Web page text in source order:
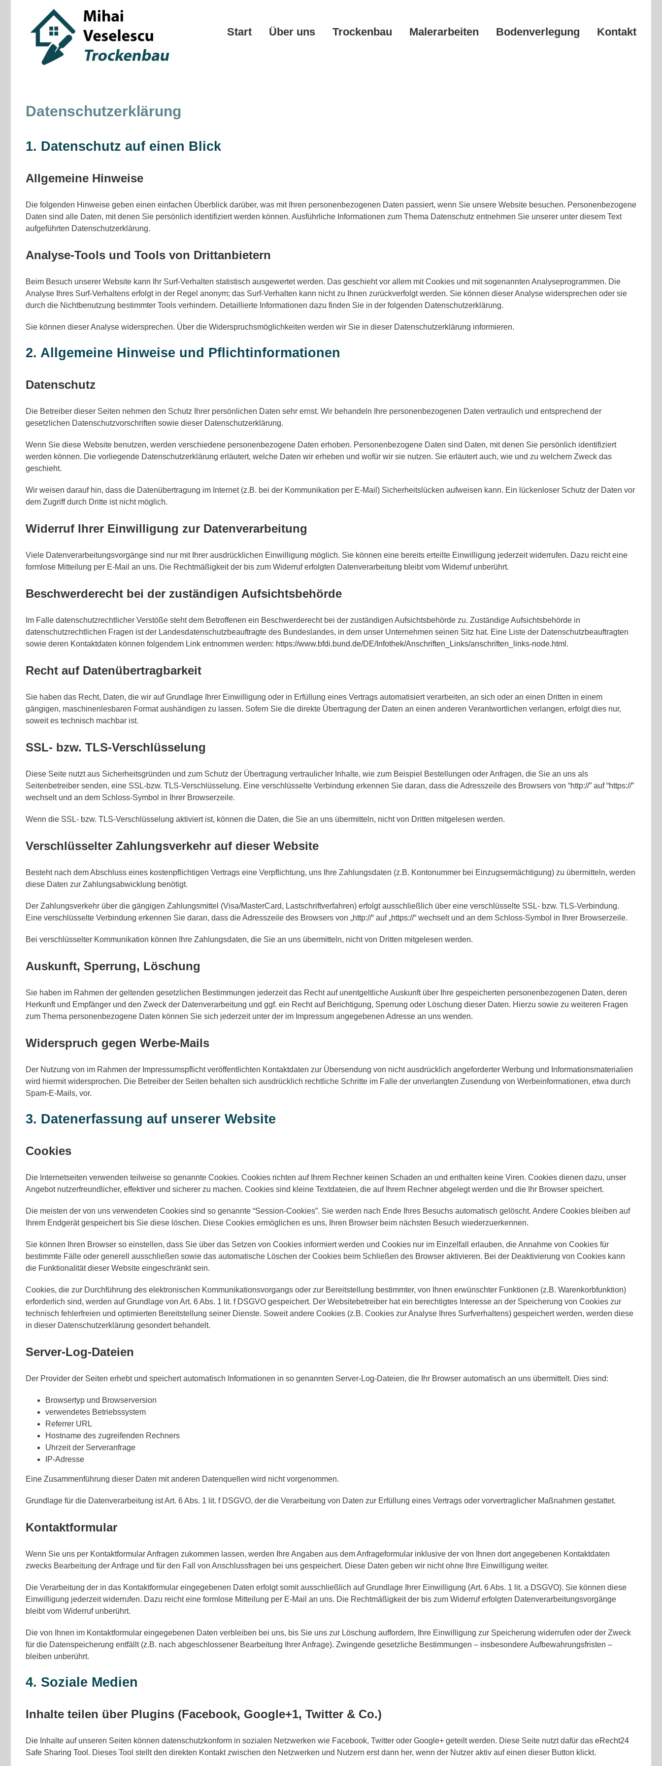
Start Über uns Trockenbau Malerarbeiten Bodenverlegung Kontakt
Datenschutzerklärung
1. Datenschutz auf einen Blick
Allgemeine Hinweise
Die folgenden Hinweise geben einen einfachen Überblick darüber, was mit Ihren personenbezogenen Daten passiert, wenn Sie unsere Website besuchen. Personenbezogene
Daten sind alle Daten, mit denen Sie persönlich identifiziert werden können. Ausführliche Informationen zum Thema Datenschutz entnehmen Sie unserer unter diesem Text
aufgeführten Datenschutzerklärung.
Analyse-Tools und Tools von Drittanbietern
Beim Besuch unserer Website kann Ihr Surf-Verhalten statistisch ausgewertet werden. Das geschieht vor allem mit Cookies und mit sogenannten Analyseprogrammen. Die
Analyse Ihres Surf-Verhaltens erfolgt in der Regel anonym; das Surf-Verhalten kann nicht zu Ihnen zurückverfolgt werden. Sie können dieser Analyse widersprechen oder sie
durch die Nichtbenutzung bestimmter Tools verhindern. Detaillierte Informationen dazu finden Sie in der folgenden Datenschutzerklärung.
Sie können dieser Analyse widersprechen. Über die Widerspruchsmöglichkeiten werden wir Sie in dieser Datenschutzerklärung informieren.
2. Allgemeine Hinweise und Pflichtinformationen
Datenschutz
Die Betreiber dieser Seiten nehmen den Schutz Ihrer persönlichen Daten sehr ernst. Wir behandeln Ihre personenbezogenen Daten vertraulich und entsprechend der
gesetzlichen Datenschutzvorschriften sowie dieser Datenschutzerklärung.
Wenn Sie diese Website benutzen, werden verschiedene personenbezogene Daten erhoben. Personenbezogene Daten sind Daten, mit denen Sie persönlich identifiziert
werden können. Die vorliegende Datenschutzerklärung erläutert, welche Daten wir erheben und wofür wir sie nutzen. Sie erläutert auch, wie und zu welchem Zweck das
geschieht.
Wir weisen darauf hin, dass die Datenübertragung im Internet (z.B. bei der Kommunikation per E-Mail) Sicherheitslücken aufweisen kann. Ein lückenloser Schutz der Daten vor
dem Zugriff durch Dritte ist nicht möglich.
Widerruf Ihrer Einwilligung zur Datenverarbeitung
Viele Datenverarbeitungsvorgänge sind nur mit Ihrer ausdrücklichen Einwilligung möglich. Sie können eine bereits erteilte Einwilligung jederzeit widerrufen. Dazu reicht eine
formlose Mitteilung per E-Mail an uns. Die Rechtmäßigkeit der bis zum Widerruf erfolgten Datenverarbeitung bleibt vom Widerruf unberührt.
Beschwerderecht bei der zuständigen Aufsichtsbehörde
Im Falle datenschutzrechtlicher Verstöße steht dem Betroffenen ein Beschwerderecht bei der zuständigen Aufsichtsbehörde zu. Zuständige Aufsichtsbehörde in
datenschutzrechtlichen Fragen ist der Landesdatenschutzbeauftragte des Bundeslandes, in dem unser Unternehmen seinen Sitz hat. Eine Liste der Datenschutzbeauftragten
sowie deren Kontaktdaten können folgendem Link entnommen werden: https://www.bfdi.bund.de/DE/Infothek/Anschriften_Links/anschriften_links-node.html .
Recht auf Datenübertragbarkeit
Sie haben das Recht, Daten, die wir auf Grundlage Ihrer Einwilligung oder in Erfüllung eines Vertrags automatisiert verarbeiten, an sich oder an einen Dritten in einem
gängigen, maschinenlesbaren Format aushändigen zu lassen. Sofern Sie die direkte Übertragung der Daten an einen anderen Verantwortlichen verlangen, erfolgt dies nur,
soweit es technisch machbar ist.
SSL- bzw. TLS-Verschlüsselung
Diese Seite nutzt aus Sicherheitsgründen und zum Schutz der Übertragung vertraulicher Inhalte, wie zum Beispiel Bestellungen oder Anfragen, die Sie an uns als
Seitenbetreiber senden, eine SSL-bzw. TLS-Verschlüsselung. Eine verschlüsselte Verbindung erkennen Sie daran, dass die Adresszeile des Browsers von “http://” auf “https://”
wechselt und an dem Schloss-Symbol in Ihrer Browserzeile.
Wenn die SSL- bzw. TLS-Verschlüsselung aktiviert ist, können die Daten, die Sie an uns übermitteln, nicht von Dritten mitgelesen werden.
Verschlüsselter Zahlungsverkehr auf dieser Website
Besteht nach dem Abschluss eines kostenpflichtigen Vertrags eine Verpflichtung, uns Ihre Zahlungsdaten (z.B. Kontonummer bei Einzugsermächtigung) zu übermitteln, werden
diese Daten zur Zahlungsabwicklung benötigt.
Der Zahlungsverkehr über die gängigen Zahlungsmittel (Visa/MasterCard, Lastschriftverfahren) erfolgt ausschließlich über eine verschlüsselte SSL- bzw. TLS-Verbindung.
Eine verschlüsselte Verbindung erkennen Sie daran, dass die Adresszeile des Browsers von „http://“ auf „https://“ wechselt und an dem Schloss-Symbol in Ihrer Browserzeile.
Bei verschlüsselter Kommunikation können Ihre Zahlungsdaten, die Sie an uns übermitteln, nicht von Dritten mitgelesen werden.
Auskunft, Sperrung, Löschung
Sie haben im Rahmen der geltenden gesetzlichen Bestimmungen jederzeit das Recht auf unentgeltliche Auskunft über Ihre gespeicherten personenbezogenen Daten, deren
Herkunft und Empfänger und den Zweck der Datenverarbeitung und ggf. ein Recht auf Berichtigung, Sperrung oder Löschung dieser Daten. Hierzu sowie zu weiteren Fragen
zum Thema personenbezogene Daten können Sie sich jederzeit unter der im Impressum angegebenen Adresse an uns wenden.
Widerspruch gegen Werbe-Mails
Der Nutzung von im Rahmen der Impressumspflicht veröffentlichten Kontaktdaten zur Übersendung von nicht ausdrücklich angeforderter Werbung und Informationsmaterialien
wird hiermit widersprochen. Die Betreiber der Seiten behalten sich ausdrücklich rechtliche Schritte im Falle der unverlangten Zusendung von Werbeinformationen, etwa durch
Spam-E-Mails, vor.
3. Datenerfassung auf unserer Website
Cookies
Die Internetseiten verwenden teilweise so genannte Cookies. Cookies richten auf Ihrem Rechner keinen Schaden an und enthalten keine Viren. Cookies dienen dazu, unser
Angebot nutzerfreundlicher, effektiver und sicherer zu machen. Cookies sind kleine Textdateien, die auf Ihrem Rechner abgelegt werden und die Ihr Browser speichert.
Die meisten der von uns verwendeten Cookies sind so genannte “Session-Cookies”. Sie werden nach Ende Ihres Besuchs automatisch gelöscht. Andere Cookies bleiben auf
Ihrem Endgerät gespeichert bis Sie diese löschen. Diese Cookies ermöglichen es uns, Ihren Browser beim nächsten Besuch wiederzuerkennen.
Sie können Ihren Browser so einstellen, dass Sie über das Setzen von Cookies informiert werden und Cookies nur im Einzelfall erlauben, die Annahme von Cookies für
bestimmte Fälle oder generell ausschließen sowie das automatische Löschen der Cookies beim Schließen des Browser aktivieren. Bei der Deaktivierung von Cookies kann
die Funktionalität dieser Website eingeschränkt sein.
Cookies, die zur Durchführung des elektronischen Kommunikationsvorgangs oder zur Bereitstellung bestimmter, von Ihnen erwünschter Funktionen (z.B. Warenkorbfunktion)
erforderlich sind, werden auf Grundlage von Art. 6 Abs. 1 lit. f DSGVO gespeichert. Der Websitebetreiber hat ein berechtigtes Interesse an der Speicherung von Cookies zur
technisch fehlerfreien und optimierten Bereitstellung seiner Dienste. Soweit andere Cookies (z.B. Cookies zur Analyse Ihres Surfverhaltens) gespeichert werden, werden diese
in dieser Datenschutzerklärung gesondert behandelt.
Server-Log-Dateien
Der Provider der Seiten erhebt und speichert automatisch Informationen in so genannten Server-Log-Dateien, die Ihr Browser automatisch an uns übermittelt. Dies sind:
Browsertyp und Browserversion
verwendetes Betriebssystem
Referrer URL
Hostname des zugreifenden Rechners
Uhrzeit der Serveranfrage
IP-Adresse
Eine Zusammenführung dieser Daten mit anderen Datenquellen wird nicht vorgenommen.
Grundlage für die Datenverarbeitung ist Art. 6 Abs. 1 lit. f DSGVO, der die Verarbeitung von Daten zur Erfüllung eines Vertrags oder vorvertraglicher Maßnahmen gestattet.
Kontaktformular
Wenn Sie uns per Kontaktformular Anfragen zukommen lassen, werden Ihre Angaben aus dem Anfrageformular inklusive der von Ihnen dort angegebenen Kontaktdaten
zwecks Bearbeitung der Anfrage und für den Fall von Anschlussfragen bei uns gespeichert. Diese Daten geben wir nicht ohne Ihre Einwilligung weiter.
Die Verarbeitung der in das Kontaktformular eingegebenen Daten erfolgt somit ausschließlich auf Grundlage Ihrer Einwilligung (Art. 6 Abs. 1 lit. a DSGVO). Sie können diese
Einwilligung jederzeit widerrufen. Dazu reicht eine formlose Mitteilung per E-Mail an uns. Die Rechtmäßigkeit der bis zum Widerruf erfolgten Datenverarbeitungsvorgänge
bleibt vom Widerruf unberührt.
Die von Ihnen im Kontaktformular eingegebenen Daten verbleiben bei uns, bis Sie uns zur Löschung auffordern, Ihre Einwilligung zur Speicherung widerrufen oder der Zweck
für die Datenspeicherung entfällt (z.B. nach abgeschlossener Bearbeitung Ihrer Anfrage). Zwingende gesetzliche Bestimmungen – insbesondere Aufbewahrungsfristen –
bleiben unberührt.
4. Soziale Medien
Inhalte teilen über Plugins (Facebook, Google+1, Twitter & Co.)
Die Inhalte auf unseren Seiten können datenschutzkonform in sozialen Netzwerken wie Facebook, Twitter oder Google+ geteilt werden. Diese Seite nutzt dafür das eRecht24
Safe Sharing Tool . Dieses Tool stellt den direkten Kontakt zwischen den Netzwerken und Nutzern erst dann her, wenn der Nutzer aktiv auf einen dieser Button klickt.